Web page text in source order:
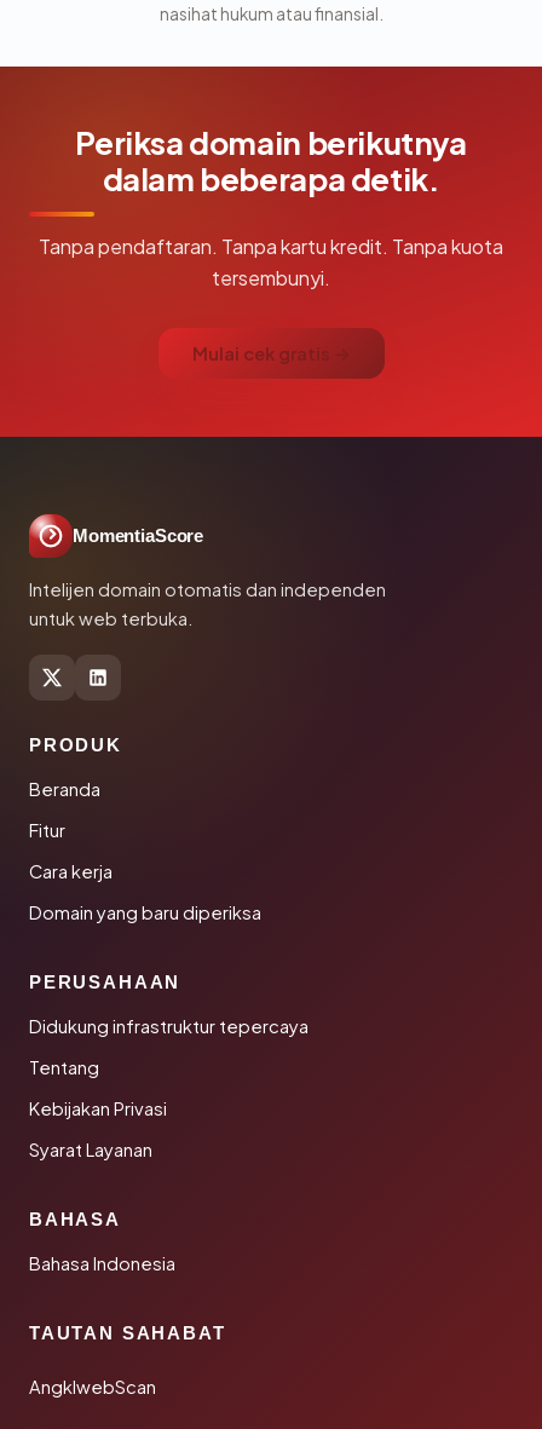
nasihat hukum atau finansial.
Periksa domain berikutnya
dalam beberapa detik.
Tanpa pendaftaran. Tanpa kartu kredit. Tanpa kuota
tersembunyi.
Mulai cek gratis →
MomentiaScore
Intelijen domain otomatis dan independen
untuk web terbuka.
PRODUK
Beranda
Fitur
Cara kerja
Domain yang baru diperiksa
PERUSAHAAN
Didukung infrastruktur tepercaya
Tentang
Kebijakan Privasi
Syarat Layanan
BAHASA
Bahasa Indonesia
TAUTAN SAHABAT
AngklwebScan